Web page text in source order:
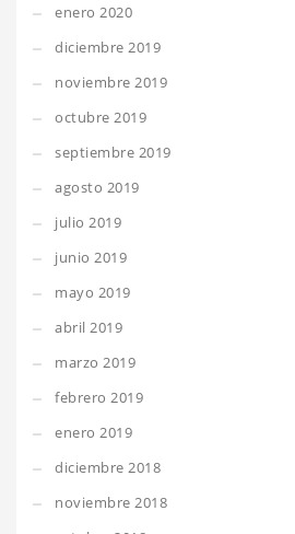
enero 2020
diciembre 2019
noviembre 2019
octubre 2019
septiembre 2019
agosto 2019
julio 2019
junio 2019
mayo 2019
abril 2019
marzo 2019
febrero 2019
enero 2019
diciembre 2018
noviembre 2018